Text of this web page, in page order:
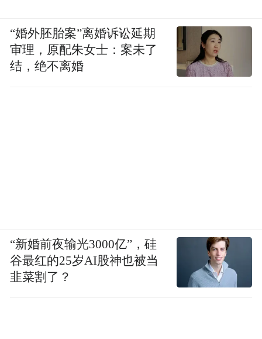
“婚外胚胎案”离婚诉讼延期
审理，原配朱女士：案未了
结，绝不离婚
“新婚前夜输光3000亿”，硅
谷最红的25岁AI股神也被当
韭菜割了？